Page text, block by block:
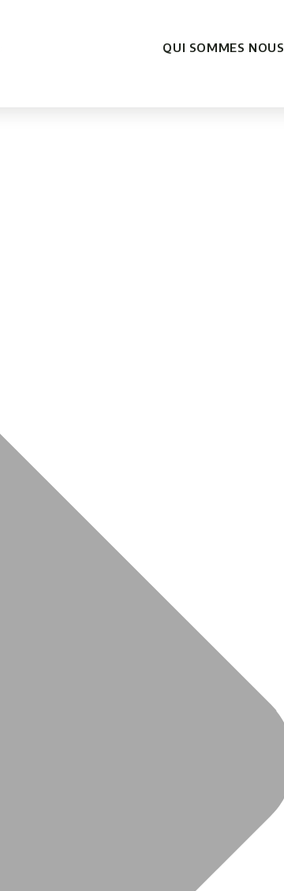
QUI SOMMES NOUS